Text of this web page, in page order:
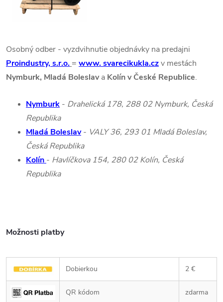
Osobný odber - vyzdvihnutie objednávky na predajni
Proindustry, s.r.o. = www. svarecikukla.czv mestách
Nymburk, Mladá Boleslava Kolín v České Republice.
Nymburk - Drahelická 178, 288 02 Nymburk, Česká
Republika
Mladá Boleslav- VALY 36, 293 01 Mladá Boleslav,
Česká Republika
Kolín - Havlíčkova 154, 280 02 Kolín, Česká
Republika
Možnosti platby
Dobierkou 2 €
QR kódom zdarma